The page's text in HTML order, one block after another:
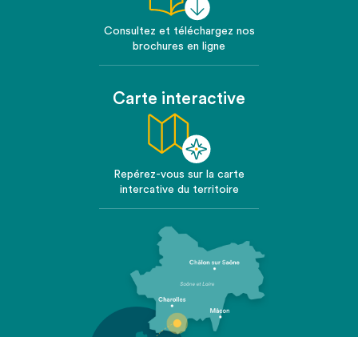
Consultez et téléchargez nos
brochures en ligne
Carte interactive
Repérez-vous sur la carte
intercative du territoire